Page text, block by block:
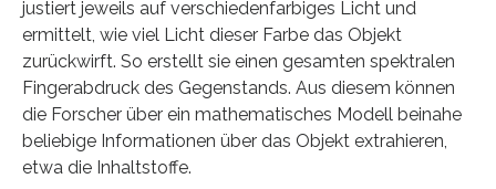
justiert jeweils auf verschiedenfarbiges Licht und
ermittelt, wie viel Licht dieser Farbe das Objekt
zurückwirft. So erstellt sie einen gesamten spektralen
Fingerabdruck des Gegenstands. Aus diesem können
die Forscher über ein mathematisches Modell beinahe
beliebige Informationen über das Objekt extrahieren,
etwa die Inhaltstoffe.